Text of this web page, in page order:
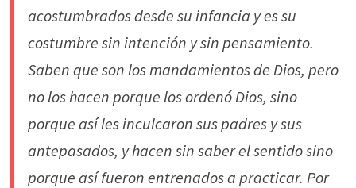
acostumbrados desde su infancia y es su
costumbre sin intención y sin pensamiento.
Saben que son los mandamientos de Dios, pero
no los hacen porque los ordenó Dios, sino
porque así les inculcaron sus padres y sus
antepasados, y hacen sin saber el sentido sino
porque así fueron entrenados a practicar. Por